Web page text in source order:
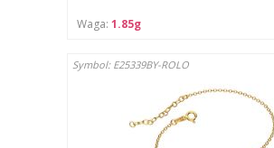
Waga: 1.85g
Symbol: E25339BY-ROLO